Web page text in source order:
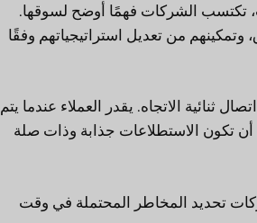
تكتسب الشركات فهمًا أوضح لسوقها.
من تعديل استراتيجياتهم وفقًا
ثنائية الاتجاه. يقدر العملاء عندما يتم
تكون الاستطلاعات جذابة وذات صلة
تحديد المخاطر المحتملة في وقت